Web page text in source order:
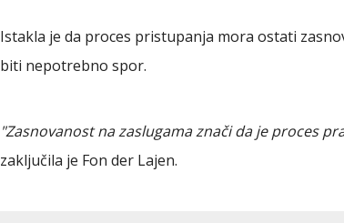
Istakla je da proces pristupanja mora ostati
biti nepotrebno spor.
"Zasnovanost na zaslugama znači da je proces
zaključila je Fon der Lajen.